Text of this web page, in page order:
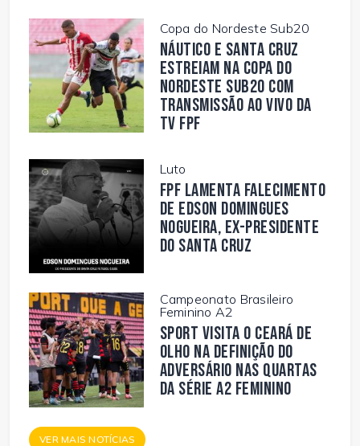
Copa do Nordeste Sub20
Náutico e Santa Cruz
estreiam na Copa do
Nordeste Sub20 com
transmissão ao vivo da
TV FPF
Luto
FPF lamenta falecimento
de Edson Domingues
Nogueira, ex-presidente
do Santa Cruz
Campeonato Brasileiro
Feminino A2
Sport visita o Ceará de
olho na definição do
adversário nas quartas
da Série A2 Feminino
VER MAIS NOTÍCIAS